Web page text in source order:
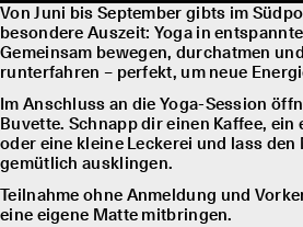
Von Juni bis September gibts im
besondere Auszeit: Yoga in
Gemeinsam bewegen, durchatmen
runterfahren – perfekt, um neue
Im Anschluss an die Yoga-Session
Buvette. Schnapp dir einen Kaffee,
oder eine kleine Leckerei und lass den
gemütlich ausklingen.
Teilnahme ohne Anmeldung und
eine eigene Matte mitbringen.